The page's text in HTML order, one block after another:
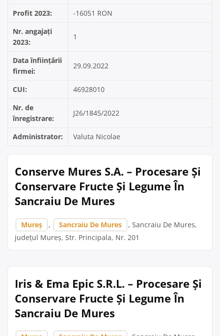
Profit 2023:
-16051 RON
Nr. angajați
2023:
1
Data înființării
firmei:
29.09.2022
CUI:
46928010
Nr. de
înregistrare:
J26/1845/2022
Administrator: Valuta Nicolae
Conserve Mures S.A. – Procesare Și
Conservare Fructe Și Legume În
Sancraiu De Mures
Mureș , Sancraiu De Mures
, Sancraiu De Mures,
județul Mureș, Str. Principala, Nr. 201
Iris & Ema Epic S.R.L. – Procesare Și
Conservare Fructe Și Legume În
Sancraiu De Mures